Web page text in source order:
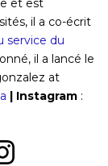
et est
il a co-écrit
service du
il a lancé le
at
| Instagram :